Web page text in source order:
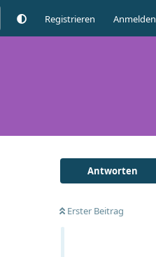
Registrieren Anmelden
Antworten
Erster Beitrag